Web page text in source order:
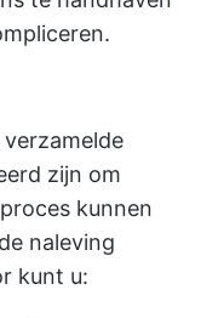
zijn om
kunnen
naleving
kunt u: